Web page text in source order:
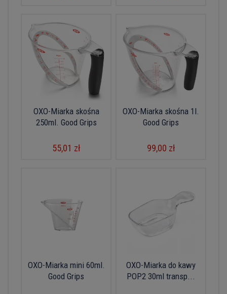
OXO-Miarka skośna
250ml. Good Grips
55,01 zł
OXO-Miarka skośna 1l.
Good Grips
99,00 zł
OXO-Miarka mini 60ml.
Good Grips
OXO-Miarka do kawy
POP2 30ml transp...